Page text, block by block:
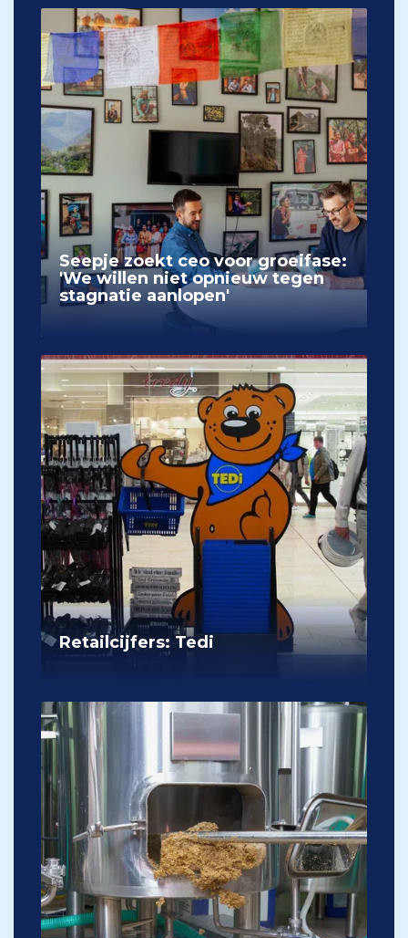
Seepje zoekt ceo voor groeifase:
'We willen niet opnieuw tegen
stagnatie aanlopen'
Retailcijfers: Tedi